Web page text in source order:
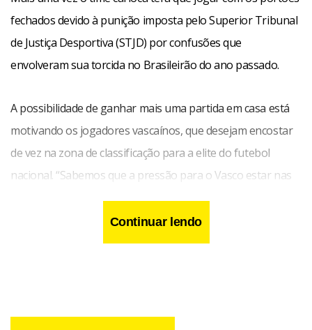
fechados devido à punição imposta pelo Superior Tribunal
de Justiça Desportiva (STJD) por confusões que
envolveram sua torcida no Brasileirão do ano passado.
A possibilidade de ganhar mais uma partida em casa está
motivando os jogadores vascaínos, que desejam encostar
de vez na zona de classificação para a elite do futebol
nacional. “Sabemos que a pressão para o Vasco estar nas
primeiras colocações sempre vai existir e precisamos lidar
muito bem com este tipo de situação. O respeito ao Oeste
como adversário é muito grande, mas a única coisa que
Continuar lendo